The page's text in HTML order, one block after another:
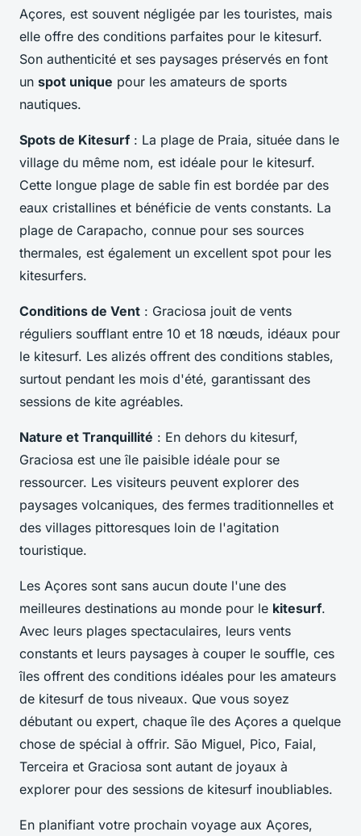
Açores, est souvent négligée par les touristes, mais
elle offre des conditions parfaites pour le kitesurf.
Son authenticité et ses paysages préservés en font
un spot unique pour les amateurs de sports
nautiques.
Spots de Kitesurf : La plage de Praia, située dans le
village du même nom, est idéale pour le kitesurf.
Cette longue plage de sable fin est bordée par des
eaux cristallines et bénéficie de vents constants. La
plage de Carapacho, connue pour ses sources
thermales, est également un excellent spot pour les
kitesurfers.
Conditions de Vent : Graciosa jouit de vents
réguliers soufflant entre 10 et 18 nœuds, idéaux pour
le kitesurf. Les alizés offrent des conditions stables,
surtout pendant les mois d'été, garantissant des
sessions de kite agréables.
Nature et Tranquillité : En dehors du kitesurf,
Graciosa est une île paisible idéale pour se
ressourcer. Les visiteurs peuvent explorer des
paysages volcaniques, des fermes traditionnelles et
des villages pittoresques loin de l'agitation
touristique.
Les Açores sont sans aucun doute l'une des
meilleures destinations au monde pour le kitesurf.
Avec leurs plages spectaculaires, leurs vents
constants et leurs paysages à couper le souffle, ces
îles offrent des conditions idéales pour les amateurs
de kitesurf de tous niveaux. Que vous soyez
débutant ou expert, chaque île des Açores a quelque
chose de spécial à offrir. São Miguel, Pico, Faial,
Terceira et Graciosa sont autant de joyaux à
explorer pour des sessions de kitesurf inoubliables.
En planifiant votre prochain voyage aux Açores,